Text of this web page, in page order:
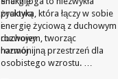
praktyka, która łączy w sobie
energię życiową z duchowym
rozwojem, tworząc
harmonijną przestrzeń dla
osobistego wzrostu. …